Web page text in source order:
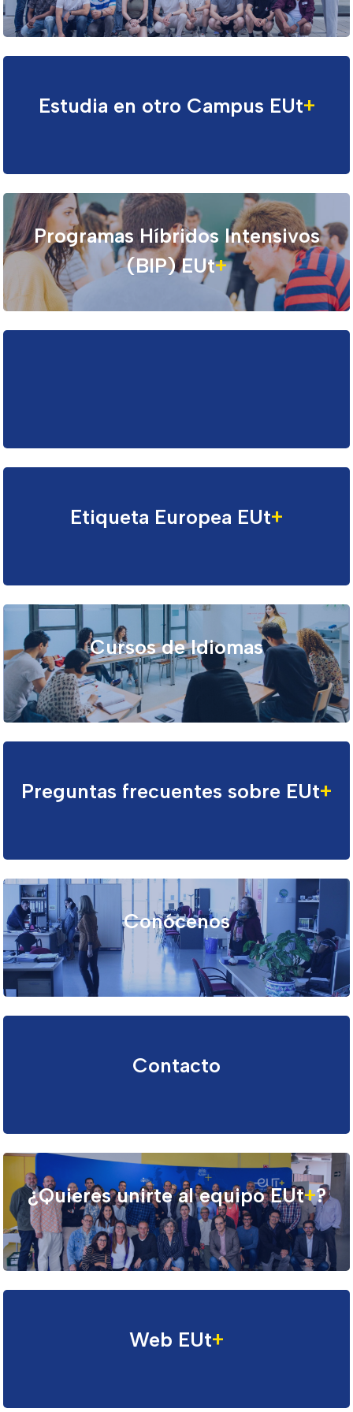
Estudia en otro Campus EUt+
Programas Híbridos Intensivos
(BIP) EUt+
Etiqueta Europea EUt+
Cursos de Idiomas
Preguntas frecuentes sobre EUt+
Conócenos
Contacto
¿Quieres unirte al equipo EUt+?
Web EUt+